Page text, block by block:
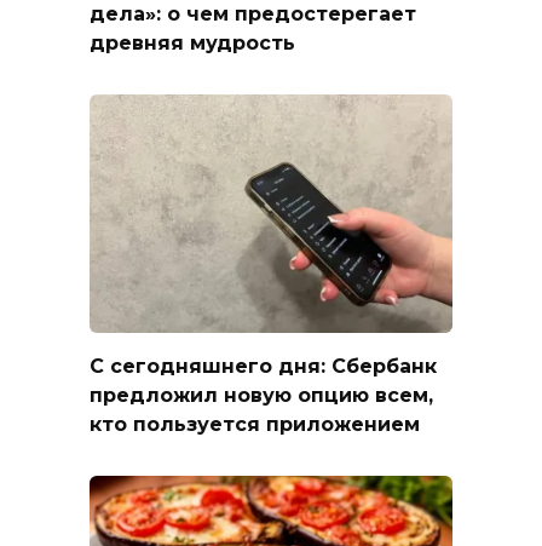
дела»: о чем предостерегает
древняя мудрость
С сегодняшнего дня: Сбербанк
предложил новую опцию всем,
кто пользуется приложением